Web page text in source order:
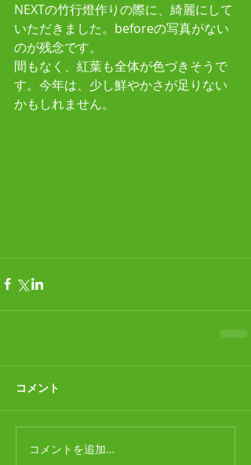
NEXTの竹行燈作りの際に、綺麗にして
いただきました。beforeの写真がない
のが残念です。
間もなく、紅葉も全体が色づきそうで
す。今年は、少し鮮やかさが足りない
かもしれません。
コメント
コメントを追加…